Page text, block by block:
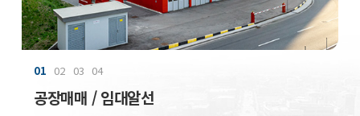
공장매매 / 임대알선
01 02 03 04